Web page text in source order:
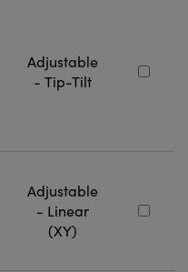
Adjustable
- Tip-Tilt
Adjustable
- Linear
(XY)